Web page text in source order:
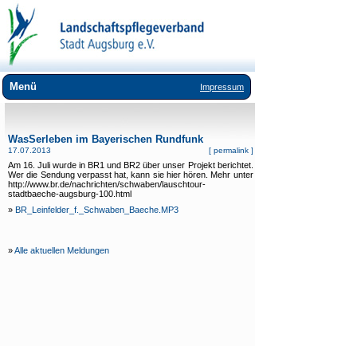
Impressum
Menü
Landschaftspflege
Umweltbildung
Lebensräume
Downloads
WasSerleben im Bayerischen Rundfunk
[ permalink]
17.07.2013
Am 16. Juli wurde in BR1 und BR2 über unser Projekt berichtet.
Wer die Sendung verpasst hat, kann sie hier hören. Mehr unter
http://www.br.de/nachrichten/schwaben/lauschtour-
stadtbaeche-augsburg-100.html
» BR_Leinfelder_f._Schwaben_Baeche.MP3
»Alle aktuellen Meldungen